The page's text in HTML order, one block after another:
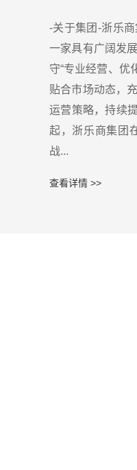
-关于集团-浙乐
一家具有广阔发
守“专业经营、优
贴合市场动态，
运营策略，持续
起，浙乐商集团
战...
查看详情 >>